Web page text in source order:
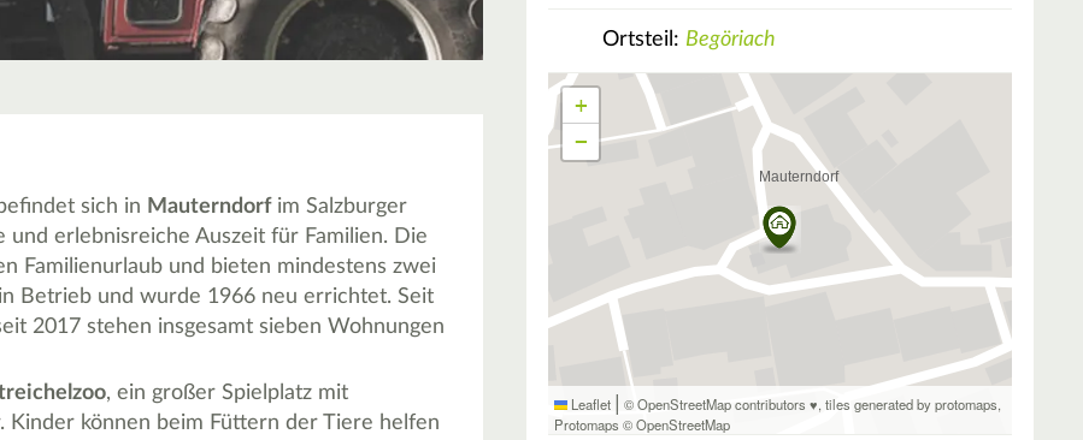
sich in Mauterndorfim Salzburger
erlebnisreiche Auszeit für Familien. Die
Familienurlaub und bieten mindestens zwei
Betrieb und wurde 1966 neu errichtet. Seit
2017 stehen insgesamt sieben Wohnungen
, ein großer Spielplatz mit
Kinder können beim Füttern der Tiere helfen
Ortsteil: Begöriach
+
−
Leaflet | © OpenStreetMap contributors ♥,tiles generated by protomaps,
Protomaps ©OpenStreetMap